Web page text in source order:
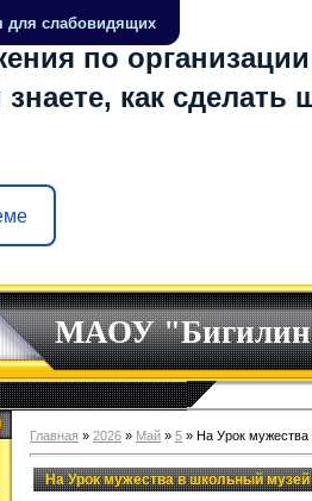
для слабовидящих
по
как сделать
МАОУ
Главная » 2026 » Май » 5 » На Урок
На Урок мужества в школьный музей